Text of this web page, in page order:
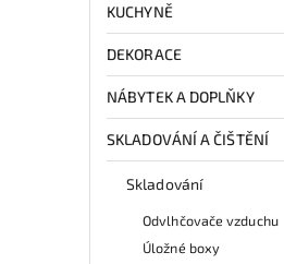
KUCHYNĚ
DEKORACE
NÁBYTEK A DOPLŇKY
SKLADOVÁNÍ A ČIŠTĚNÍ
Skladování
Odvlhčovače vzduchu
Úložné boxy